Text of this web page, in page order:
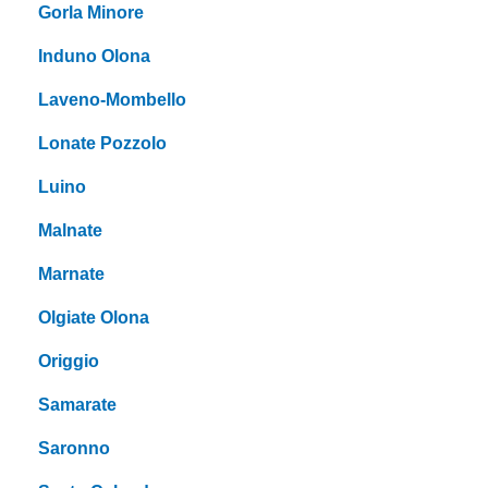
Gorla Minore
Induno Olona
Laveno-Mombello
Lonate Pozzolo
Luino
Malnate
Marnate
Olgiate Olona
Origgio
Samarate
Saronno